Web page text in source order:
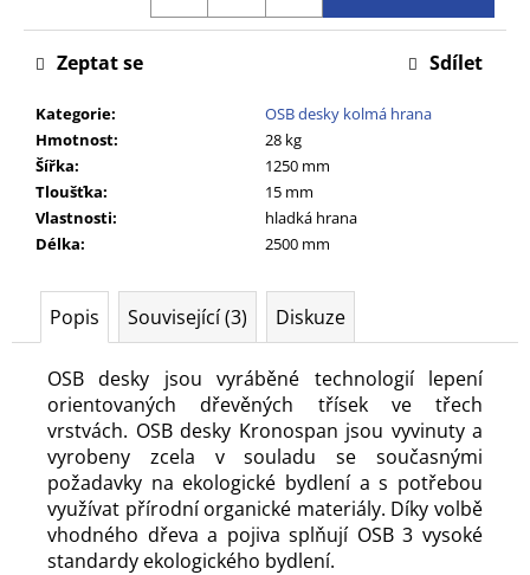
Kategorie:
OSB desky kolmá hrana
Hmotnost:
28 kg
Šířka:
1250 mm
Tloušťka:
15 mm
Vlastnosti:
hladká hrana
Délka: 2500 mm
Zeptat se Sdílet
Popis Související (3) Diskuze
OSB desky jsou vyráběné technologií lepení
orientovaných dřevěných třísek ve třech
vrstvách. OSB desky Kronospan jsou vyvinuty a
vyrobeny zcela v souladu se současnými
požadavky na ekologické bydlení a s potřebou
využívat přírodní organické materiály. Díky volbě
vhodného dřeva a pojiva splňují OSB 3 vysoké
standardy ekologického bydlení.